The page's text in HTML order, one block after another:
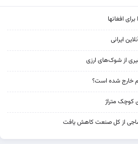
افغانها
ایرانی
از شوک‌های ارزی
متراژ
از کل صنعت کاهش یافت